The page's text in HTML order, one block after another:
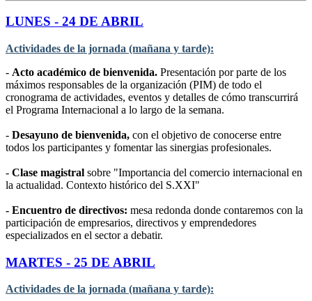
LUNES - 24 DE ABRIL
Actividades de la jornada (mañana y tarde):
- Acto académico de bienvenida. Presentación por parte de los
máximos responsables de la organización (PIM) de todo el
cronograma de actividades, eventos y detalles de cómo transcurrirá
el Programa Internacional a lo largo de la semana.
- Desayuno de bienvenida, con el objetivo de conocerse entre
todos los participantes y fomentar las sinergias profesionales.
- Clase magistral sobre "Importancia del comercio internacional en
la actualidad. Contexto histórico del S.XXI"
- Encuentro de directivos: mesa redonda donde contaremos con la
participación de empresarios, directivos y emprendedores
especializados en el sector a debatir.
MARTES - 25 DE ABRIL
Actividades de la jornada (mañana y tarde):